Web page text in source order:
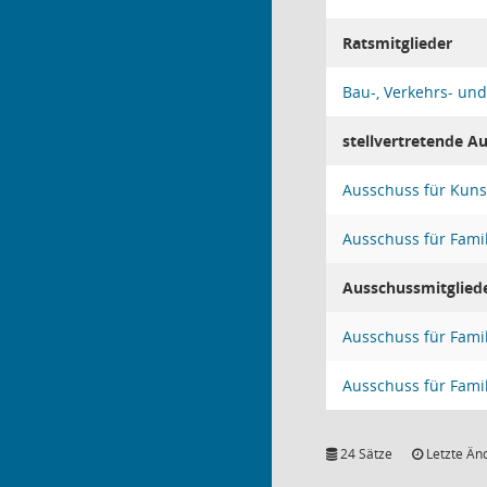
Ratsmitglieder
Bau-, Verkehrs-
stellvertretende
Ausschuss für
Ausschuss für
Ausschuss für
Ausschuss für
24 Sätze Letzte